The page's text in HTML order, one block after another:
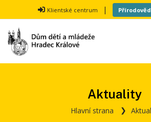
Klientské centrum |
Aktuality
Hlavní strana